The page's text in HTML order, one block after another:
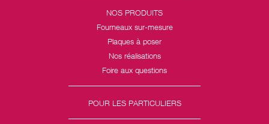
NOS PRODUITS
Fourneaux sur-mesure
Plaques à poser
Nos réalisations
Foire aux questions
POUR LES PARTICULIERS